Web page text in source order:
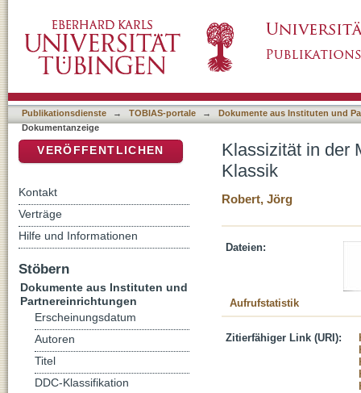
Publikationsdienste → TOBIAS-portale →
Dokumente aus Instituten und
Dokumentanzeige
Klassizität in der
Klassik
Robert, Jörg
Dateien:
Aufrufstatistik
Zitierfähiger Link (URI):
VERÖFFENTLICHEN
Kontakt
Verträge
Hilfe und Informationen
Stöbern
Dokumente aus Instituten und
Partnereinrichtungen
Erscheinungsdatum
Autoren
Titel
DDC-Klassifikation